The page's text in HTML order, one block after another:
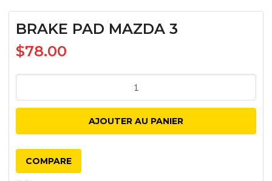
BRAKE PAD MAZDA 3
$78.00
de
PAD
MAZDA
AJOUTER AU PANIER
COMPARE